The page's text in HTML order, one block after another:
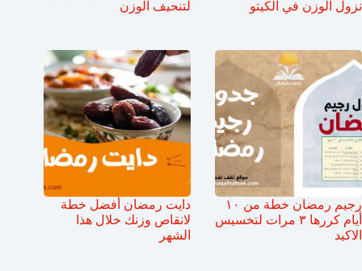
نزول الوزن في الكيتو
لتنحيف الوزن
رجيم رمضان خطة من ١٠
أيام كررها ٣ مرات لتخسيس
الاكيد
دايت رمضان أفضل خطة
لانقاص وزنك خلال هذا
الشهر